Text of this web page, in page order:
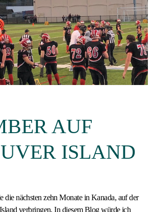
AUF
ISLAND
nächsten zehn Monate in Kanada, auf der
verbringen. In diesem Blog würde ich